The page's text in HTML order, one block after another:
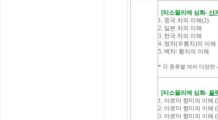
[티소믈리에 심화- 산
1. 중국 차의 이해(2)
2. 일본 차의 이해
3. 한국 차의 이해
4. 청차(우롱차)의 이해
5. 백차/ 황차의 이해
* 각 종류별 여러 다양한
[티소믈리에 심화- 올
1. 아로마 향미의 이해
2. 아로마 향미의 이해
3. 아로마 향미의 이해